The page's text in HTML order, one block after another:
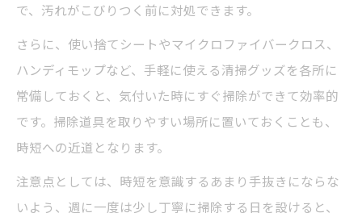
で、汚れがこびりつく前に対処できます。
さらに、使い捨てシートやマイクロファイバークロス、
ハンディモップなど、手軽に使える清掃グッズを各所に
常備しておくと、気付いた時にすぐ掃除ができて効率的
です。掃除道具を取りやすい場所に置いておくことも、
時短への近道となります。
注意点としては、時短を意識するあまり手抜きにならな
いよう、週に一度は少し丁寧に掃除する日を設けると、